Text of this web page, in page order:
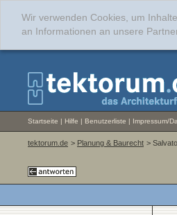
Wir verwenden Cookies, um
an Informationen an unsere
Startseite | Hilfe | Benutzerliste | Impressum/
tektorum.de > Planung & Baurecht >